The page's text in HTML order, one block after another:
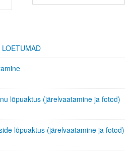
LOETUMAD
lõpuaktus (järelvaatamine ja fotod)
lõpuaktus (järelvaatamine ja fotod)